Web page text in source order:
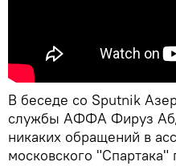
В беседе со Sputnik
службы АФФА Фируз
никаких обращений в
московского "Спартака"